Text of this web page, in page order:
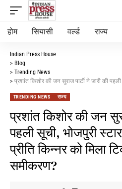
होम सियासी वर्ल्ड राज्य
Indian Press House
> Blog
> Trending News
> प्रशांत किशोर की जन सुराज पार्टी ने जारी की पहली सूची, भोजपुरी स्टार
TRENDING NEWS राज्य
प्रशांत किशोर की जन
पहली सूची, भोजपुरी
प्रीति किन्नर को मिला
समीकरण?